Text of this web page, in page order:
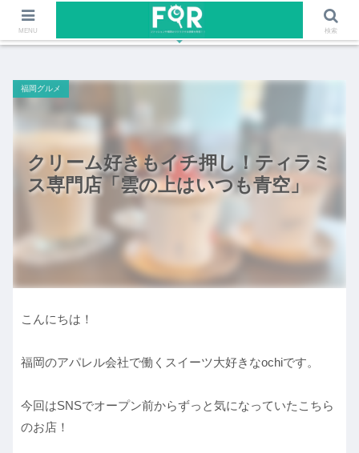
ファッションや福岡のワクワクする情報を発信！！
クリーム好きもイチ押し！ティラミ
ス専門店「雲の上はいつも青空」
福岡グルメ
こんにちは！
福岡のアパレル会社で働くスイーツ大好きなochiです。
今回はSNSでオープン前からずっと気になっていたこちら
のお店！
MENU 検索